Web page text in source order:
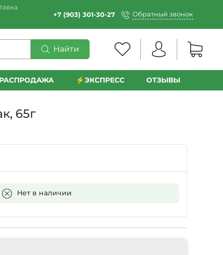
+7 (903) 301-30-27 Обратный звонок
Найти
РАСПРОДАЖА ⚡️ЭКСПРЕСС ОТЗЫВЫ
65г
Нет в наличии
В корзину